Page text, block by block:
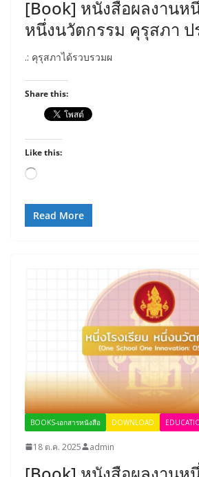
[Book] หนังสือผลงานห
หนึ่งนวัตกรรม คุรุสภา ป
.: คุรุสภาได้รวบรวมผ
Share this:
Like this:
Loading…
Read More
BOOKS-เอกสารหนังสือ DOWNLOAD
18 ต.ค. 2025 admin